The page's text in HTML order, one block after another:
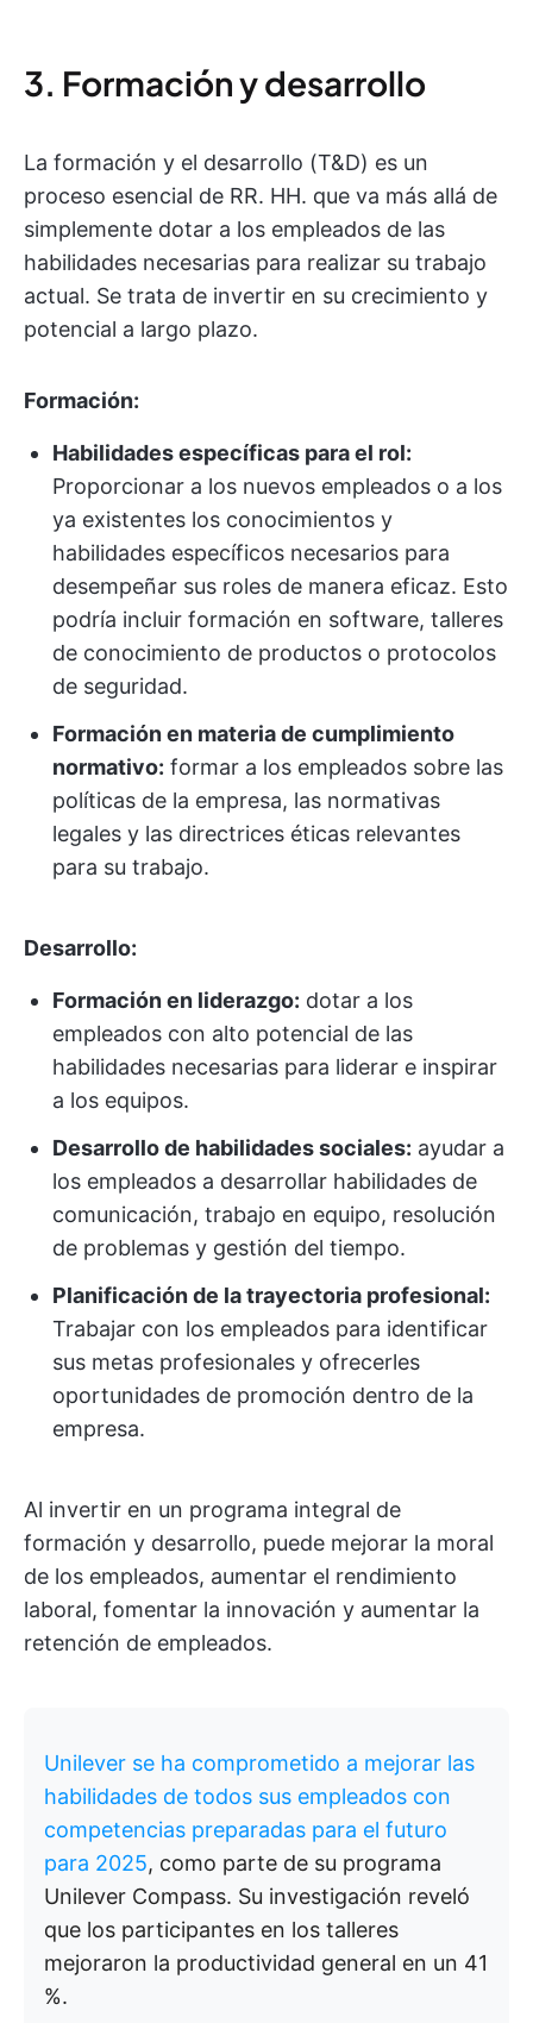
3. Formación y desarrollo
La formación y el desarrollo (T&D) es un
proceso esencial de RR. HH. que va más allá de
simplemente dotar a los empleados de las
habilidades necesarias para realizar su trabajo
actual. Se trata de invertir en su crecimiento y
potencial a largo plazo.
Formación:
Habilidades específicas para el rol:
Proporcionar a los nuevos empleados o a los
ya existentes los conocimientos y
habilidades específicos necesarios para
desempeñar sus roles de manera eficaz. Esto
podría incluir formación en software, talleres
de conocimiento de productos o protocolos
de seguridad.
Formación en materia de cumplimiento
normativo: formar a los empleados sobre las
políticas de la empresa, las normativas
legales y las directrices éticas relevantes
para su trabajo.
Desarrollo:
Formación en liderazgo: dotar a los
empleados con alto potencial de las
habilidades necesarias para liderar e inspirar
a los equipos.
Desarrollo de habilidades sociales: ayudar a
los empleados a desarrollar habilidades de
comunicación, trabajo en equipo, resolución
de problemas y gestión del tiempo.
Planificación de la trayectoria profesional:
Trabajar con los empleados para identificar
sus metas profesionales y ofrecerles
oportunidades de promoción dentro de la
empresa.
Al invertir en un programa integral de
formación y desarrollo, puede mejorar la moral
de los empleados, aumentar el rendimiento
laboral, fomentar la innovación y aumentar la
retención de empleados.
Unilever se ha comprometido a mejorar las
habilidades de todos sus empleados con
competencias preparadas para el futuro
para 2025, como parte de su programa
Unilever Compass. Su investigación reveló
que los participantes en los talleres
mejoraron la productividad general en un 41
%.